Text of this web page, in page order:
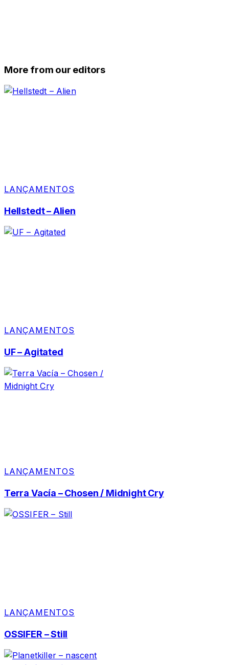
More from our editors
LANÇAMENTOS
Hellstedt – Alien
LANÇAMENTOS
UF – Agitated
LANÇAMENTOS
Terra Vacía – Chosen / Midnight Cry
LANÇAMENTOS
OSSIFER – Still